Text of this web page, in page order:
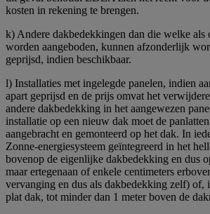
kosten in rekening te brengen.
k) Andere dakbedekkingen dan die welke als
worden aangeboden, kunnen afzonderlijk
geprijsd, indien beschikbaar.
l) Installaties met ingelegde panelen, indien
apart geprijsd en de prijs omvat het
andere dakbedekking in het aangewezen
installatie op een nieuw dak moet de
aangebracht en gemonteerd op het dak. In
Zonne-energiesysteem geïntegreerd in het
bovenop de eigenlijke dakbedekking en dus
maar ertegenaan of enkele centimeters
vervanging en dus als dakbedekking zelf) of,
plat dak, tot minder dan 1 meter boven de